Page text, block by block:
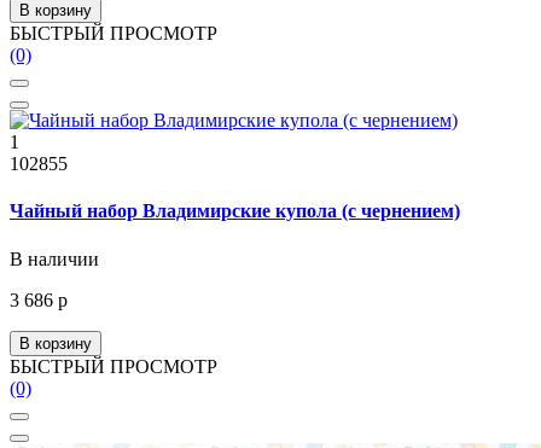
В корзину
БЫСТРЫЙ ПРОСМОТР
(0)
1
102855
Чайный набор Владимирские купола (с чернением)
В наличии
3 686 р
В корзину
БЫСТРЫЙ ПРОСМОТР
(0)